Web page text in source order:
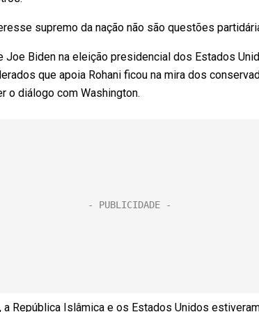
supremo da nação não são questões
Joe Biden na eleição presidencial dos Estados
que apoia Rohani ficou na mira dos
o diálogo com Washington.
República Islâmica e os Estados Unidos